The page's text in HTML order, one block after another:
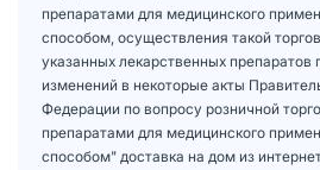
препаратами для медицинского
способом, осуществления такой
указанных лекарственных
изменений в некоторые акты
Федерации по вопросу розничной
препаратами для медицинского
способом" доставка на дом из